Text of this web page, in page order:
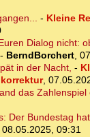
- Kleine
Dialog nicht:
- BerndBorchert,
in der Nacht, -
,
das Zahlenspiel
Der Bundestag
08.05.2025, 09:31